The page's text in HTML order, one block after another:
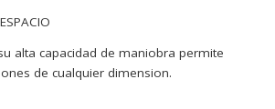
alta capacidad de maniobra permite
de cualquier dimension.